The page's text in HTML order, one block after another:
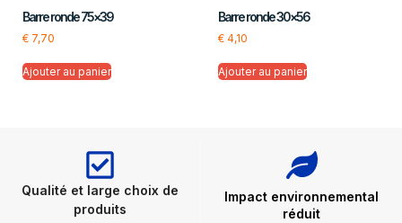
Barre ronde 75×39
€ 7,70
Ajouter au panier
Barre ronde 30×56
€4,10
Ajouter au panier
Qualité et large choix de
produits
Impact environnemental
réduit